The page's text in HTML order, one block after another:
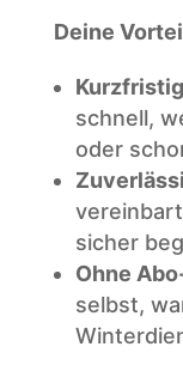
Deine
schnell,
oder
sicher
Ohne
selbst,